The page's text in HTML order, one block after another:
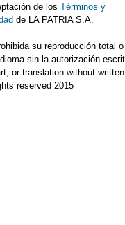
de losTérminos y
de LA PATRIA S.A.
su reproducción total o
sin la autorización
or translation without written
reserved 2015